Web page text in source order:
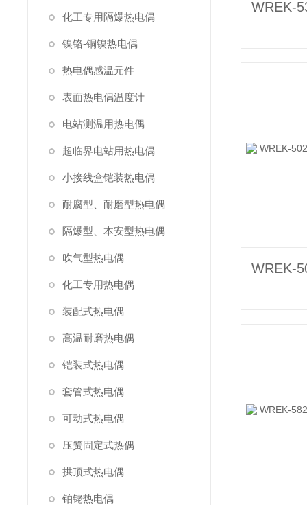
化工专用隔爆热电偶
镍铬-铜镍热电偶
热电偶感温元件
表面热电偶温度计
电站测温用热电偶
超临界电站用热电偶
小接线盒铠装热电偶
耐腐型、耐磨型热电偶
隔爆型、本安型热电偶
吹气型热电偶
化工专用热电偶
装配式热电偶
高温耐磨热电偶
铠装式热电偶
套管式热电偶
可动式热电偶
压簧固定式热偶
拱顶式热电偶
铂铑热电偶